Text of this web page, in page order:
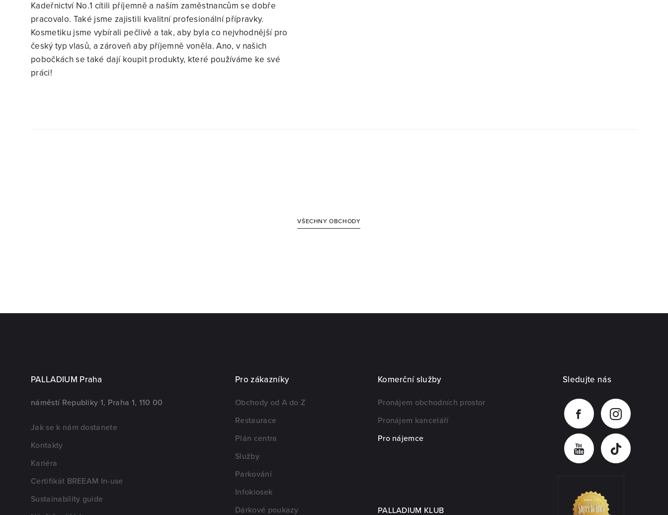
Kadeřnictví No.1 cítili příjemně a naším zaměstnancům se dobře
pracovalo. Také jsme zajistili kvalitní profesionální přípravky.
Kosmetiku jsme vybírali pečlivě a tak, aby byla co nejvhodnější pro
český typ vlasů, a zároveň aby příjemně voněla. Ano, v našich
pobočkách se také dají koupit produkty, které používáme ke své
práci!
VŠECHNY OBCHODY
PALLADIUM Praha
náměstí Republiky 1, Praha 1, 110 00
Jak se k nám dostanete
Kontakty
Kariéra
Certifikát BREEAM In-use
Sustainability guide
Pro zákazníky
Obchody od A do Z
Restaurace
Plán centra
Služby
Parkování
Infokiosek
Dárkové poukazy
Komerční služby
Pronájem obchodních prostor
Pronájem kanceláří
Pro nájemce
PALLADIUM KLUB
Sledujte nás